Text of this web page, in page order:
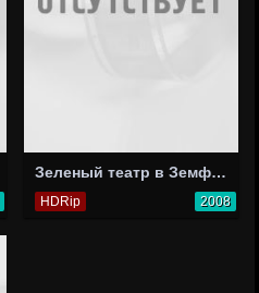
Зеленый театр в Земфире
HDRip 2008